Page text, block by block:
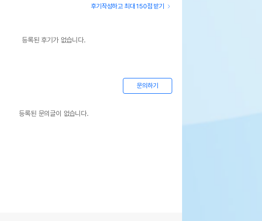
후기작성하고 최대 150점 받기
등록된 후기가 없습니다.
문의하기
등록된 문의글이 없습니다.